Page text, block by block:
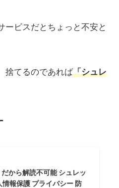
ービスだとちょっと不安と
捨てるのであれば「シュレ
から解読不可能 シュレッ
報保護 プライバシー 防